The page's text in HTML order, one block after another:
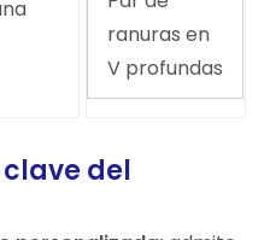
ranuras en
V profundas
del